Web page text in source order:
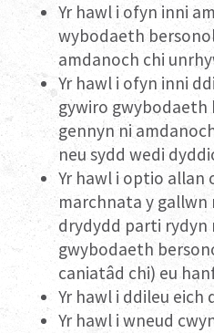
Yr hawl i ofyn inni
wybodaeth
amdanoch chi
Yr hawl i ofyn inni
gywiro gwybodaeth
gennyn ni
neu sydd wedi
Yr hawl i optio allan
marchnata y gallwn
drydydd parti rydyn
gwybodaeth
caniatâd chi) eu
Yr hawl i ddileu eich
Yr hawl i wneud